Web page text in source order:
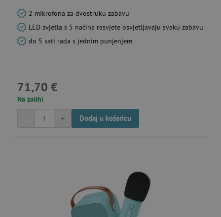
2 mikrofona za dvostruku zabavu
LED svjetla s 5 načina rasvjete osvjetljavaju svaku zabavu
do 5 sati rada s jednim punjenjem
71,70 €
Na zalihi
+
- Dodaj u košaricu